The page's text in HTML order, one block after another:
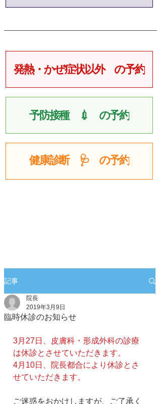
発熱・かぜ症状以外 の予約
予防接種 💉 の予約
健康診断 🩺 の予約
記事
臨時休診のお知らせ
院長
2019年3月9日
3月27日、皮膚科・形成外科の診療
は休診とさせていただきます。
4月10日、院長都合により休診とさ
せていただきます。
ご迷惑をおかけしますが、ご了承く